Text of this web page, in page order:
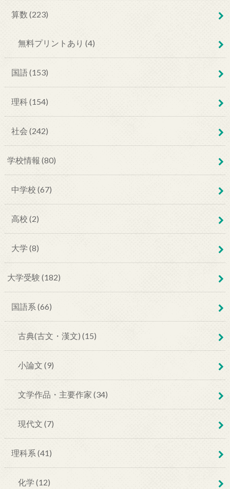
算数 (223)
無料プリントあり (4)
国語 (153)
理科 (154)
社会 (242)
学校情報 (80)
中学校 (67)
高校 (2)
大学 (8)
大学受験 (182)
国語系 (66)
古典(古文・漢文) (15)
小論文 (9)
文学作品・主要作家 (34)
現代文 (7)
理科系 (41)
化学 (12)